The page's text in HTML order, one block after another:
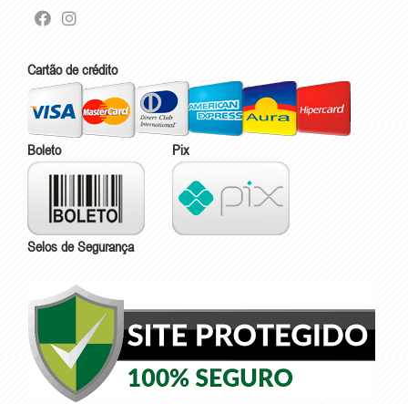
Cartão de crédito
Boleto Pix
Selos de Segurança